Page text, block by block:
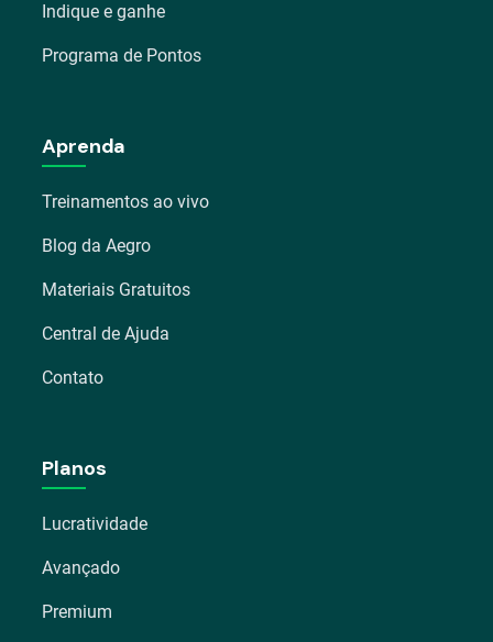
Indique e ganhe
Programa de Pontos
Aprenda
Treinamentos ao vivo
Blog da Aegro
Materiais Gratuitos
Central de Ajuda
Contato
Planos
Lucratividade
Avançado
Premium